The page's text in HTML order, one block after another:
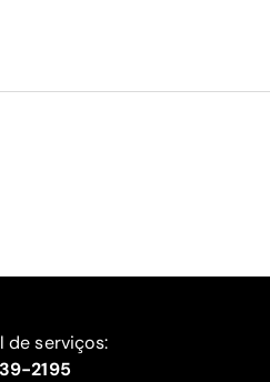
de serviços:
2195